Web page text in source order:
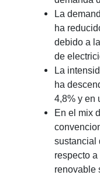
La
ha
debido a
de
La
ha
4,8% y en
En el mix
sustancial
respecto
renovable